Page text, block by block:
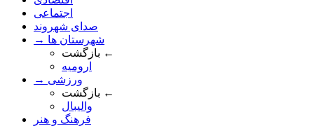
اجتماعی
صدای شهروند
→ شهرستان ها
بازگشت ←
ارومیه
→ ورزشی
بازگشت ←
والیبال
فرهنگ و هنر